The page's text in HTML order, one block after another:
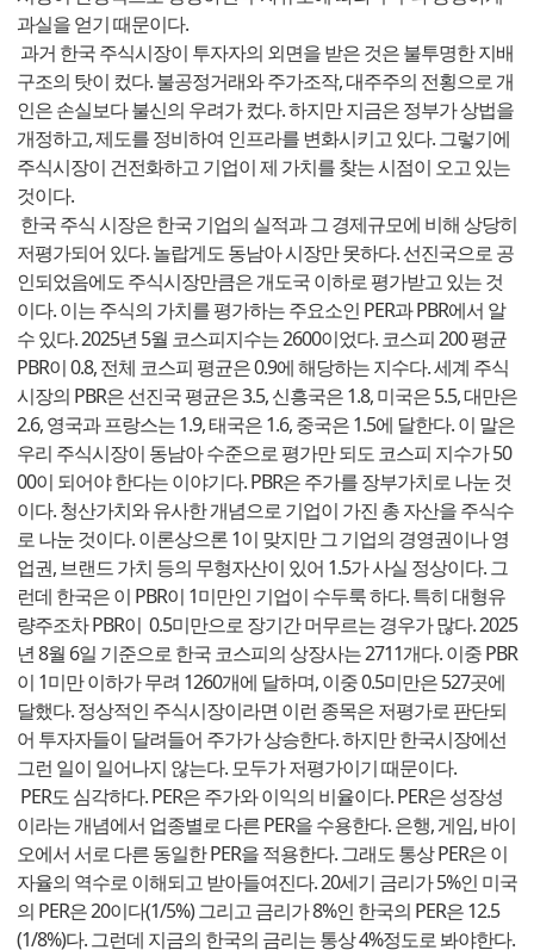
과실을 얻기 때문이다.
과거 한국 주식시장이 투자자의 외면을 받은 것은 불투명한 지배
구조의 탓이 컸다. 불공정거래와 주가조작, 대주주의 전횡으로 개
인은 손실보다 불신의 우려가 컸다. 하지만 지금은 정부가 상법을
개정하고, 제도를 정비하여 인프라를 변화시키고 있다. 그렇기에
주식시장이 건전화하고 기업이 제 가치를 찾는 시점이 오고 있는
것이다.
한국 주식 시장은 한국 기업의 실적과 그 경제규모에 비해 상당히
저평가되어 있다. 놀랍게도 동남아 시장만 못하다. 선진국으로 공
인되었음에도 주식시장만큼은 개도국 이하로 평가받고 있는 것
이다. 이는 주식의 가치를 평가하는 주요소인 PER과 PBR에서 알
수 있다. 2025년 5월 코스피지수는 2600이었다. 코스피 200 평균
PBR이 0.8, 전체 코스피 평균은 0.9에 해당하는 지수다. 세계 주식
시장의 PBR은 선진국 평균은 3.5, 신흥국은 1.8, 미국은 5.5, 대만은
2.6, 영국과 프랑스는 1.9, 태국은 1.6, 중국은 1.5에 달한다. 이 말은
우리 주식시장이 동남아 수준으로 평가만 되도 코스피 지수가 50
00이 되어야 한다는 이야기다. PBR은 주가를 장부가치로 나눈 것
이다. 청산가치와 유사한 개념으로 기업이 가진 총 자산을 주식수
로 나눈 것이다. 이론상으론 1이 맞지만 그 기업의 경영권이나 영
업권, 브랜드 가치 등의 무형자산이 있어 1.5가 사실 정상이다. 그
런데 한국은 이 PBR이 1미만인 기업이 수두룩 하다. 특히 대형유
량주조차 PBR이 0.5미만으로 장기간 머무르는 경우가 많다. 2025
년 8월 6일 기준으로 한국 코스피의 상장사는 2711개다. 이중 PBR
이 1미만 이하가 무려 1260개에 달하며, 이중 0.5미만은 527곳에
달했다. 정상적인 주식시장이라면 이런 종목은 저평가로 판단되
어 투자자들이 달려들어 주가가 상승한다. 하지만 한국시장에선
그런 일이 일어나지 않는다. 모두가 저평가이기 때문이다.
PER도 심각하다. PER은 주가와 이익의 비율이다. PER은 성장성
이라는 개념에서 업종별로 다른 PER을 수용한다. 은행, 게임, 바이
오에서 서로 다른 동일한 PER을 적용한다. 그래도 통상 PER은 이
자율의 역수로 이해되고 받아들여진다. 20세기 금리가 5%인 미국
의 PER은 20이다(1/5%) 그리고 금리가 8%인 한국의 PER은 12.5
(1/8%)다. 그런데 지금의 한국의 금리는 통상 4%정도로 봐야한다.